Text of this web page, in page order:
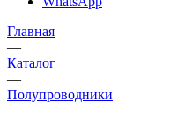
Главная
—
Каталог
—
Полупроводники
—